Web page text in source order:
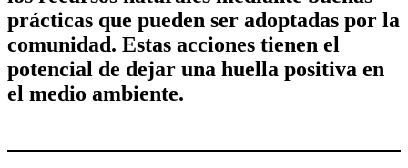
prácticas que pueden ser adoptadas por la
comunidad. Estas acciones tienen el
potencial de dejar una huella positiva en
el medio ambiente.